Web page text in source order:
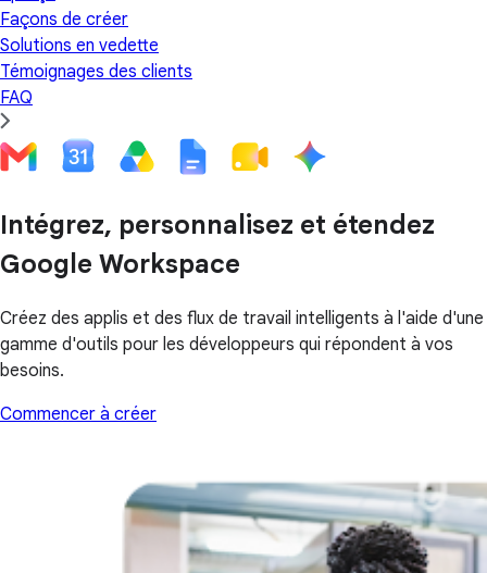
Façons de créer
Solutions en vedette
Témoignages des clients
FAQ
Intégrez, personnalisez et étendez
Google Workspace
Créez des applis et des flux de travail intelligents à l'aide d'une
gamme d'outils pour les développeurs qui répondent à vos
besoins.
Commencer à créer